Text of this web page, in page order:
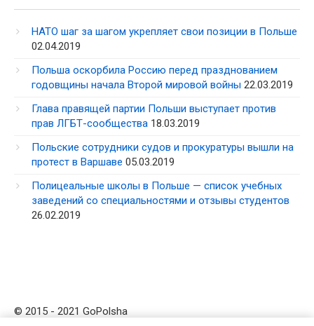
НАТО шаг за шагом укрепляет свои позиции в Польше
02.04.2019
Польша оскорбила Россию перед празднованием
годовщины начала Второй мировой войны 22.03.2019
Глава правящей партии Польши выступает против
прав ЛГБТ-сообщества 18.03.2019
Польские сотрудники судов и прокуратуры вышли на
протест в Варшаве 05.03.2019
Полицеальные школы в Польше — список учебных
заведений со специальностями и отзывы студентов
26.02.2019
© 2015 - 2021 GoPolsha